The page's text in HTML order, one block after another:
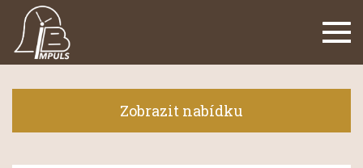
Zobrazit nabídku